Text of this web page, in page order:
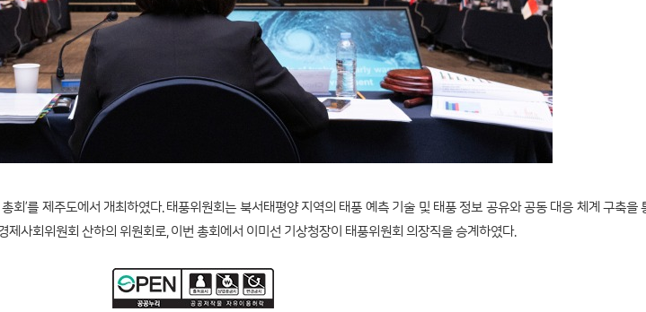
회’를 제주도에서 개최하였다. 태풍위원회는 북서태평양 지역의 태풍 예측 기술 및 태풍 정보 공유와 공동 대응 체계 구축을
사회위원회 산하의 위원회로, 이번 총회에서 이미선 기상청장이 태풍위원회 의장직을 승계하였다.